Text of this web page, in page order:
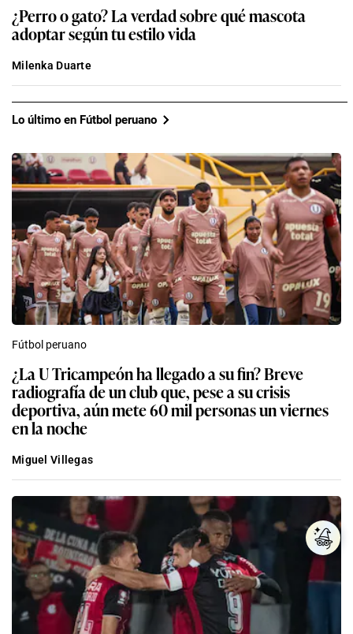
¿Perro o gato? La verdad sobre qué mascota
adoptar según tu estilo vida
Milenka Duarte
Lo último en Fútbol peruano
Fútbol peruano
¿La U Tricampeón ha llegado a su fin? Breve
radiografía de un club que, pese a su crisis
deportiva, aún mete 60 mil personas un viernes
en la noche
Miguel Villegas